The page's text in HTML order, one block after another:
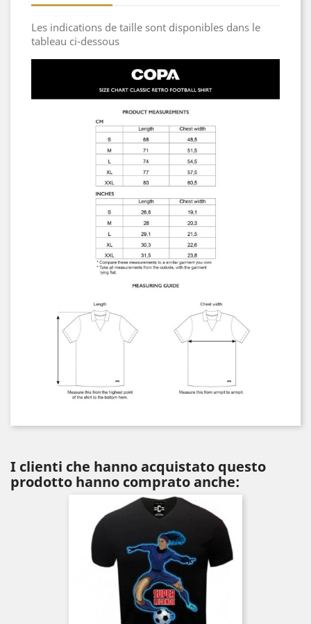
Les indications de taille sont disponibles dans le
tableau ci-dessous
I clienti che hanno acquistato questo
prodotto hanno comprato anche: